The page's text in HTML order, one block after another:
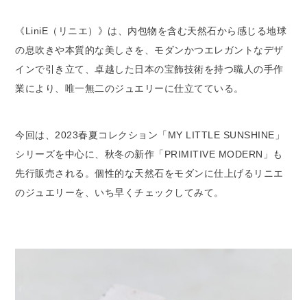
《LiniE（リニエ）》は、内包物を含む天然石から感じる地球
の息吹きや本質的な美しさを、モダンかつエレガントなデザ
インで引き立て、卓越した日本の宝飾技術を持つ職人の手作
業により、唯一無二のジュエリーに仕立てている。
今回は、2023春夏コレクション「MY LITTLE SUNSHINE」
シリーズを中心に、秋冬の新作「PRIMITIVE MODERN」も
先行販売される。個性的な天然石をモダンに仕上げるリニエ
のジュエリーを、いち早くチェックしてみて。